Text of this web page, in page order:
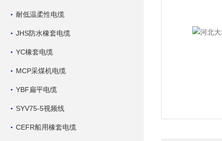
耐低温柔性电缆
JHS防水橡套电缆
YC橡套电缆
MCP采煤机电缆
YBF扁平电缆
SYV75-5视频线
CEFR船用橡套电缆